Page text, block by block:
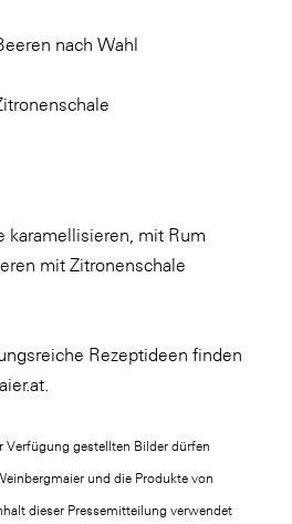
nach Wahl
karamellisieren, mit Rum
mit Zitronenschale
Rezeptideen finden
Verfügung gestellten Bilder dürfen
und die Produkte von
dieser Pressemitteilung verwendet